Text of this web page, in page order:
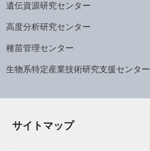
遺伝資源研究センター
高度分析研究センター
種苗管理センター
生物系特定産業技術研究支援センター
サイトマップ